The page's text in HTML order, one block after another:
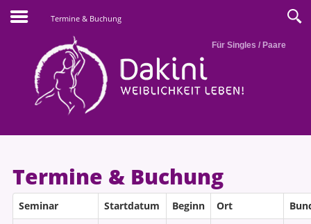
Termine & Buchung
Für Singles / Paare
Termine & Buchung
Seminar Startdatum Beginn Ort